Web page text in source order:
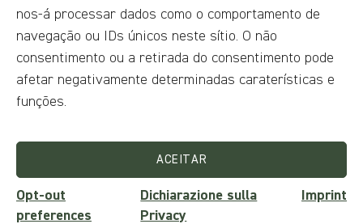
nos-á processar dados como o comportamento de
navegação ou IDs únicos neste sítio. O não
consentimento ou a retirada do consentimento pode
afetar negativamente determinadas caraterísticas e
funções.
ACEITAR
Opt-out
preferences
Dichiarazione sulla
Privacy
Imprint